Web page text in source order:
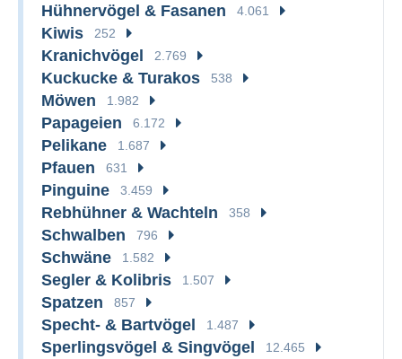
Hühnervögel & Fasanen 4.061
Kiwis 252
Kranichvögel 2.769
Kuckucke & Turakos 538
Möwen 1.982
Papageien 6.172
Pelikane 1.687
Pfauen 631
Pinguine 3.459
Rebhühner & Wachteln 358
Schwalben 796
Schwäne 1.582
Segler & Kolibris 1.507
Spatzen 857
Specht- & Bartvögel 1.487
Sperlingsvögel & Singvögel 12.465